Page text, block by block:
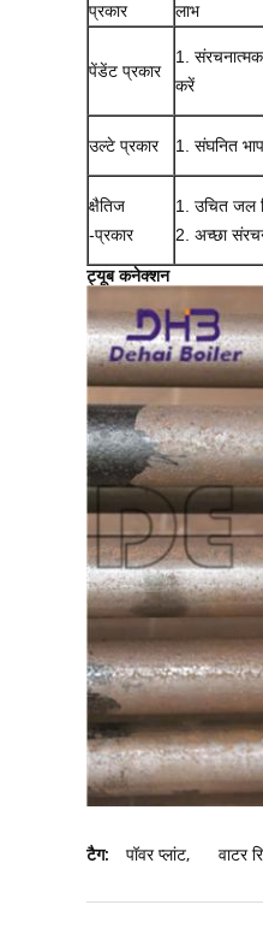
प्रकार
लाभ
पेंडेंट प्रकार
1. संरचनात्मक
करें
उल्टे प्रकार 1. संघनित
क्षैतिज
-प्रकार
1. उचित जल
2. अच्छा
ट्यूब कनेक्शन
टैग: पॉवर प्लांट, वाटर